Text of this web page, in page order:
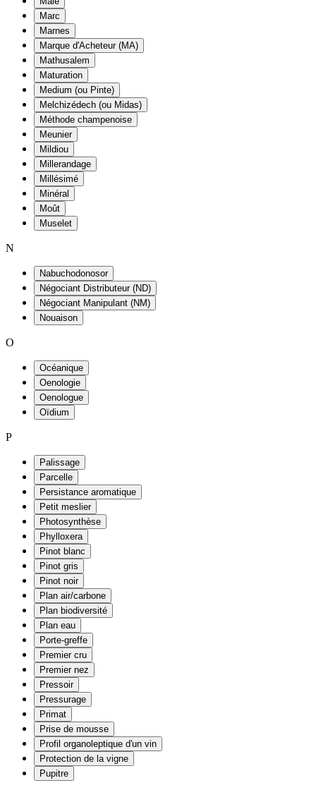
Marc
Marnes
Marque d'Acheteur (MA)
Mathusalem
Maturation
Medium (ou Pinte)
Melchizédech (ou Midas)
Méthode champenoise
Meunier
Mildiou
Millerandage
Millésimé
Minéral
Moût
Muselet
N
Nabuchodonosor
Négociant Distributeur (ND)
Négociant Manipulant (NM)
Nouaison
O
Océanique
Oenologie
Oenologue
Oïdium
P
Palissage
Parcelle
Persistance aromatique
Petit meslier
Photosynthèse
Phylloxera
Pinot blanc
Pinot gris
Pinot noir
Plan air/carbone
Plan biodiversité
Plan eau
Porte-greffe
Premier cru
Premier nez
Pressoir
Pressurage
Primat
Prise de mousse
Profil organoleptique d'un vin
Protection de la vigne
Pupitre